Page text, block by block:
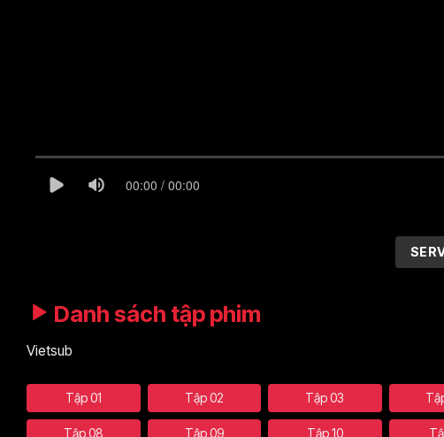
00:00 / 00:00
Danh sách tập phim
Vietsub
Tập 01 Tập 02 Tập 03
Tập 08 Tập 09 Tập 10